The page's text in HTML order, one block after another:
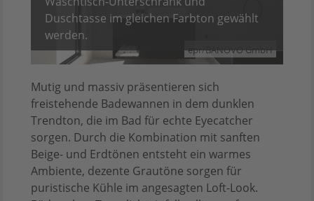
epr/BANOVO GmbH
Duschtasse im gleichen Farbton gewählt
werden.
Mutig und massiv präsentieren sich
freistehende Badewannen in dem dunklen
Trendton, die im Bad für echte Eyecatcher
sorgen. Durch die Kombination mit sanften
Beige- und Erdtönen entsteht ein warmes
Ambiente, dezente Grautöne sorgen für
puristische Kühle im angesagten Loft-Look.